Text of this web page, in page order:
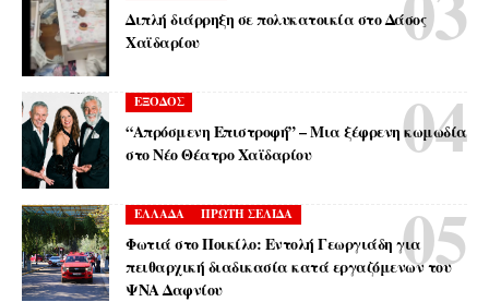
Διπλή διάρρηξη σε πολυκατοικία στο Δάσος
Χαϊδαρίου
ΕΞΟΔΟΣ
“Απρόσμενη Επιστροφή” – Μια ξέφρενη κωμωδία
στο Νέο Θέατρο Χαϊδαρίου
ΕΛΛΑΔΑ ΠΡΩΤΗ ΣΕΛΙΔΑ
Φωτιά στο Ποικίλο: Εντολή Γεωργιάδη για
πειθαρχική διαδικασία κατά εργαζόμενων του
ΨΝΑ Δαφνίου